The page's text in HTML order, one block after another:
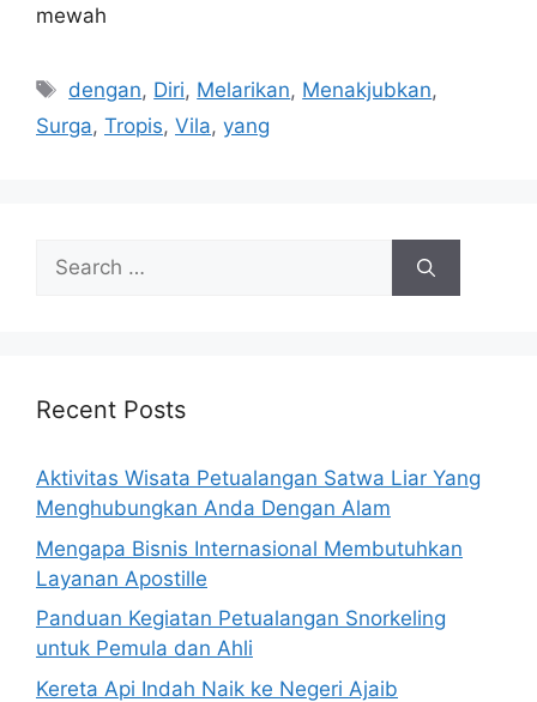
mewah
Tags
dengan, Diri, Melarikan, Menakjubkan,
Surga, Tropis, Vila, yang
Search
for:
Recent Posts
Aktivitas Wisata Petualangan Satwa Liar Yang
Menghubungkan Anda Dengan Alam
Mengapa Bisnis Internasional Membutuhkan
Layanan Apostille
Panduan Kegiatan Petualangan Snorkeling
untuk Pemula dan Ahli
Kereta Api Indah Naik ke Negeri Ajaib